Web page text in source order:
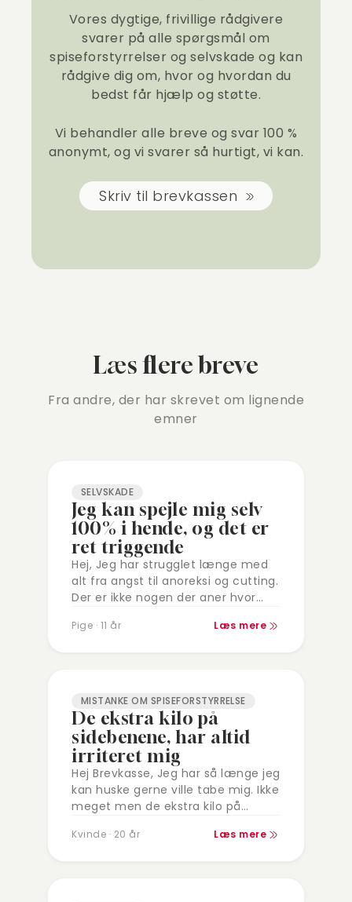
Vores dygtige, frivillige rådgivere
svarer på alle spørgsmål om
spiseforstyrrelser og selvskade og kan
rådgive dig om, hvor og hvordan du
bedst får hjælp og støtte.
Vi behandler alle breve og svar 100 %
anonymt, og vi svarer så hurtigt, vi kan.
Skriv til brevkassen
Læs flere breve
Fra andre, der har skrevet om lignende
emner
SELVSKADE
Jeg kan spejle mig selv
100% i hende, og det er
ret triggende
Hej, Jeg har strugglet længe med
alt fra angst til anoreksi og cutting.
Der er ikke nogen der aner hvor
det…
Pige · 11 år Læs mere
MISTANKE OM SPISEFORSTYRRELSE
De ekstra kilo på
sidebenene, har altid
irriteret mig
Hej Brevkasse, Jeg har så længe jeg
kan huske gerne ville tabe mig. Ikke
meget men de ekstra kilo på
og gjort mig…
Kvinde · 20 år Læs mere